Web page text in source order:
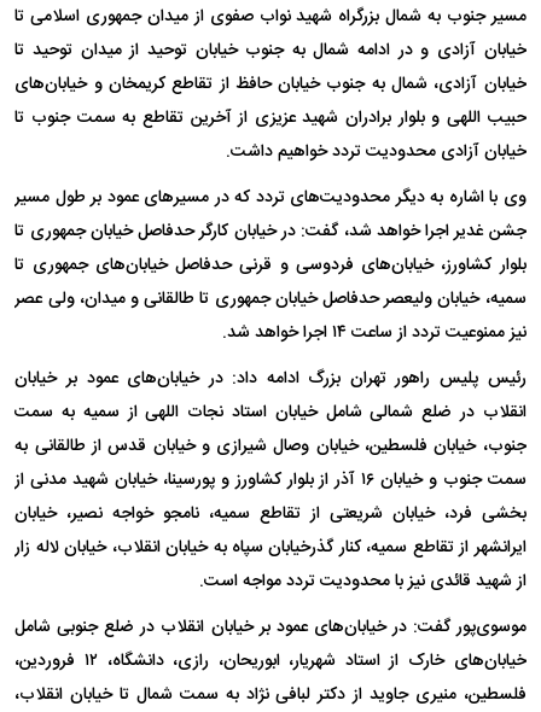
مسیر جنوب به شمال بزرگراه شهید نواب صفوی از میدان جمهوری اسلامی تا
خیابان آزادی و در ادامه شمال به جنوب خیابان توحید از میدان توحید تا
خیابان آزادی، شمال به جنوب خیابان حافظ از تقاطع کریمخان و خیابان‌های
حبیب اللهی و بلوار برادران شهید عزیزی از آخرین تقاطع به سمت جنوب تا
خیابان آزادی محدودیت تردد خواهیم داشت.
وی با اشاره به دیگر محدودیت‌های تردد که در مسیر‌های عمود بر طول مسیر
جشن غدیر اجرا خواهد شد، گفت: در خیابان کارگر حدفاصل خیابان جمهوری تا
بلوار کشاورز، خیابان‌های فردوسی و قرنی حدفاصل خیابان‌های جمهوری تا
سمیه، خیابان ولیعصر حدفاصل خیابان جمهوری تا طالقانی و میدان، ولی عصر
نیز ممنوعیت تردد از ساعت ۱۴ اجرا خواهد شد.
رئیس پلیس راهور تهران بزرگ ادامه داد: در خیابان‌های عمود بر خیابان
انقلاب در ضلع شمالی شامل خیابان استاد نجات اللهی از سمیه به سمت
جنوب، خیابان فلسطین، خیابان وصال شیرازی و خیابان قدس از طالقانی به
سمت جنوب و خیابان ۱۶ آذر از بلوار کشاورز و پورسینا، خیابان شهید مدنی از
بخشی فرد، خیابان شریعتی از تقاطع سمیه، نامجو خواجه نصیر، خیابان
ایرانشهر از تقاطع سمیه، کنار گذرخیابان سپاه به خیابان انقلاب، خیابان لاله زار
از شهید قائدی نیز با محدودیت تردد مواجه است.
موسوی‌پور گفت: در خیابان‌های عمود بر خیابان انقلاب در ضلع جنوبی شامل
خیابان‌های خارک از استاد شهریار، ابوریحان، رازی، دانشگاه، ۱۲ فروردین،
فلسطین، منیری جاوید از دکتر لبافی نژاد به سمت شمال تا خیابان انقلاب،